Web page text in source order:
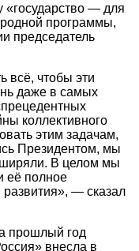
«государство — для
программы,
председатель
всё, чтобы эти
даже в самых
коллективного
этим задачам,
Президентом, мы
В целом мы
её полное
— сказал
прошлый год
внесла в